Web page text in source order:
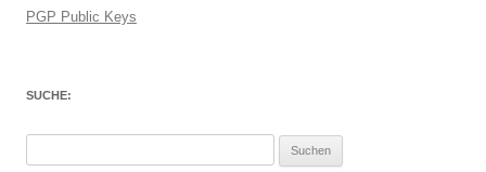
PGP Public Keys
SUCHE: